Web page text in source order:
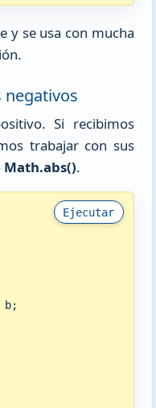
y se usa con mucha
negativos
Si recibimos
trabajar con sus
Math.abs().
Ejecutar
b;